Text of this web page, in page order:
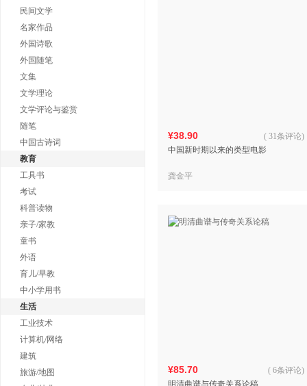
民间文学
名家作品
外国诗歌
外国随笔
文集
文学理论
文学评论与鉴赏
随笔
中国古诗词
教育
工具书
考试
科普读物
亲子/家教
童书
外语
育儿/早教
中小学用书
生活
工业技术
计算机/网络
建筑
旅游/地图
¥38.90
中国新时期以来的类型电影
( 31条评论)
龚金平
¥85.70
明清曲谱与传奇关系论稿
( 6条评论)